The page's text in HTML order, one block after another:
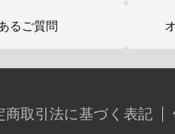
るご質問
商取引法に基づく表記